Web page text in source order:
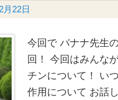
月22日
今回で バナナ先生
回！ 今回はみんな
チンについて！ い
作用について お話